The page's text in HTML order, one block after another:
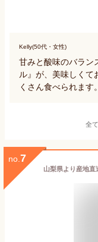
Kelly(50代・女性)
甘みと酸味のバラン
ル』が、美味しくて
くさん食べられます。
全
no. 7